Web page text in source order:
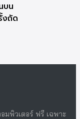
บน
งถัด
มพิวเตอร์ ฟรี เฉพาะ